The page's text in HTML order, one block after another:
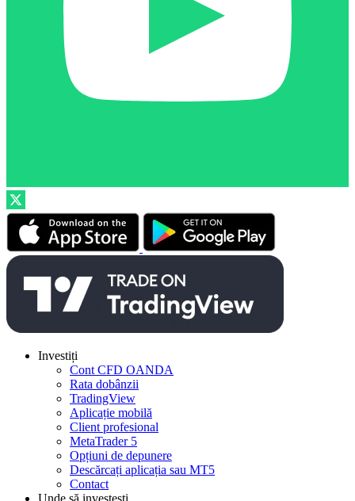
Investiți
Cont CFD OANDA
Rata dobânzii
TradingView
Aplicație mobilă
Client profesional
MetaTrader 5
Opțiuni de depunere
Descărcați aplicația sau MT5
Contact